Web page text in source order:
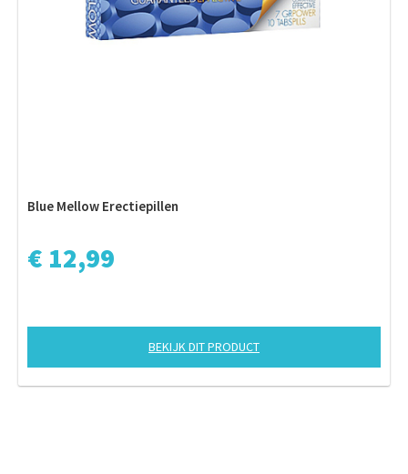
Blue Mellow Erectiepillen
€ 12,99
BEKIJK DIT PRODUCT